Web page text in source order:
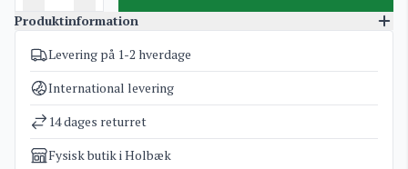
Produktinformation
Varenummer
4028
Kategorier
Vægt
1,8 kg
Levering på 1-2 hverdage
International levering
14 dages returret
Fysisk butik i Holbæk